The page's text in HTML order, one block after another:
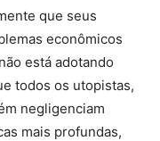
que seus
econômicos
está adotando
todos os utopistas,
negligenciam
mais profundas,